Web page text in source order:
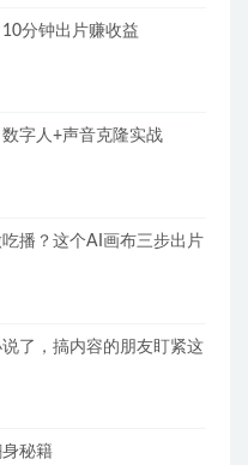
分钟出片赚收益
字人+声音克隆实战
播？这个AI画布三步出片
了，搞内容的朋友盯紧这
身秘籍